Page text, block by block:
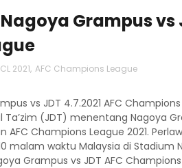
Grampus vs
2021, AFC Champions League
vs JDT 4.7.2021 AFC
(JDT) menentang Nagoya
Champions League 2021.
malam waktu Malaysia di Stadium
Grampus vs JDT AFC Champions